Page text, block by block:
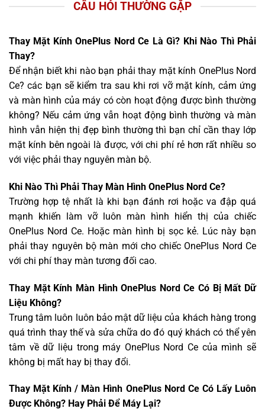
CÂU HỎI THƯỜNG GẶP
Thay Mặt Kính OnePlus Nord Ce Là Gì? Khi Nào Thì Phải
Thay?
Để nhận biết khi nào bạn phải thay mặt kính OnePlus Nord
Ce? các bạn sẽ kiểm tra sau khi rơi vỡ mặt kính, cảm ứng
và màn hình của máy có còn hoạt động được bình thường
không? Nếu cảm ứng vẫn hoạt động bình thường và màn
hình vẫn hiện thị đẹp bình thường thì bạn chỉ cần thay lớp
mặt kính bên ngoài là được, với chi phí rẻ hơn rất nhiều so
với việc phải thay nguyên màn bộ.
Khi Nào Thì Phải Thay Màn Hình OnePlus Nord Ce?
Trường hợp tệ nhất là khi bạn đánh rơi hoặc va đập quá
mạnh khiến làm vỡ luôn màn hình hiển thị của chiếc
OnePlus Nord Ce. Hoặc màn hình bị sọc kẻ. Lúc này bạn
phải thay nguyên bộ màn mới cho chiếc OnePlus Nord Ce
với chi phí thay màn tương đối cao.
Thay Mặt Kính Màn Hình OnePlus Nord Ce Có Bị Mất Dữ
Liệu Không?
Trung tâm luôn luôn bảo mật dữ liệu của khách hàng trong
quá trình thay thế và sửa chữa do đó quý khách có thể yên
tâm về dữ liệu trong máy OnePlus Nord Ce của mình sẽ
không bị mất hay bị thay đổi.
Thay Mặt Kính / Màn Hình OnePlus Nord Ce Có Lấy Luôn
Được Không? Hay Phải Để Máy Lại?